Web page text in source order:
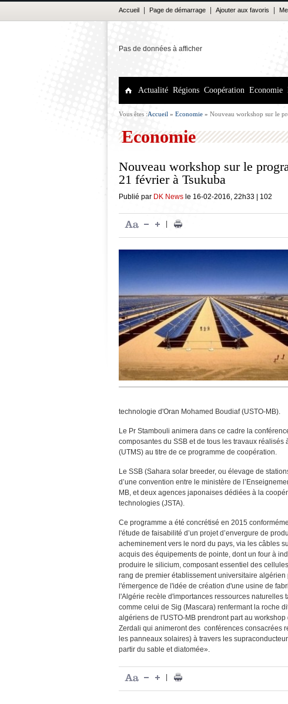
Accueil Page de démarrage Ajouter aux favoris
Pas de données à afficher
Actualité Régions Coopération Economie
Vous êtes :Accueil » Economie » Nouveau workshop sur le
Economie
Nouveau workshop sur le
21 février à Tsukuba
Publié par DK News le 16-02-2016, 22h33 102
technologie d'Oran Mohamed Boudiaf (USTO-MB).
Le Pr Stambouli animera dans ce cadre la
composantes du SSB et de tous les travaux réalisés
(UTMS) au titre de ce programme de coopération.
Le SSB (Sahara solar breeder, ou élevage de
d’une convention entre le ministère de
MB, et deux agences japonaises dédiées à la
technologies (JSTA).
Ce programme a été concrétisé en 2015
l'étude de faisabilité d’un projet d’envergure de
acheminement vers le nord du pays, via les câbles
acquis des équipements de pointe, dont un four à
produire le silicium, composant essentiel des
rang de premier établissement universitaire
l'émergence de l'idée de création d'une usine de
l'Algérie recèle d'importances ressources
comme celui de Sig (Mascara) renfermant la roche
algériens de l'USTO-MB prendront part au
Zerdali qui animeront des conférences consacrées
les panneaux solaires) à travers les
partir du sable et diatomée».